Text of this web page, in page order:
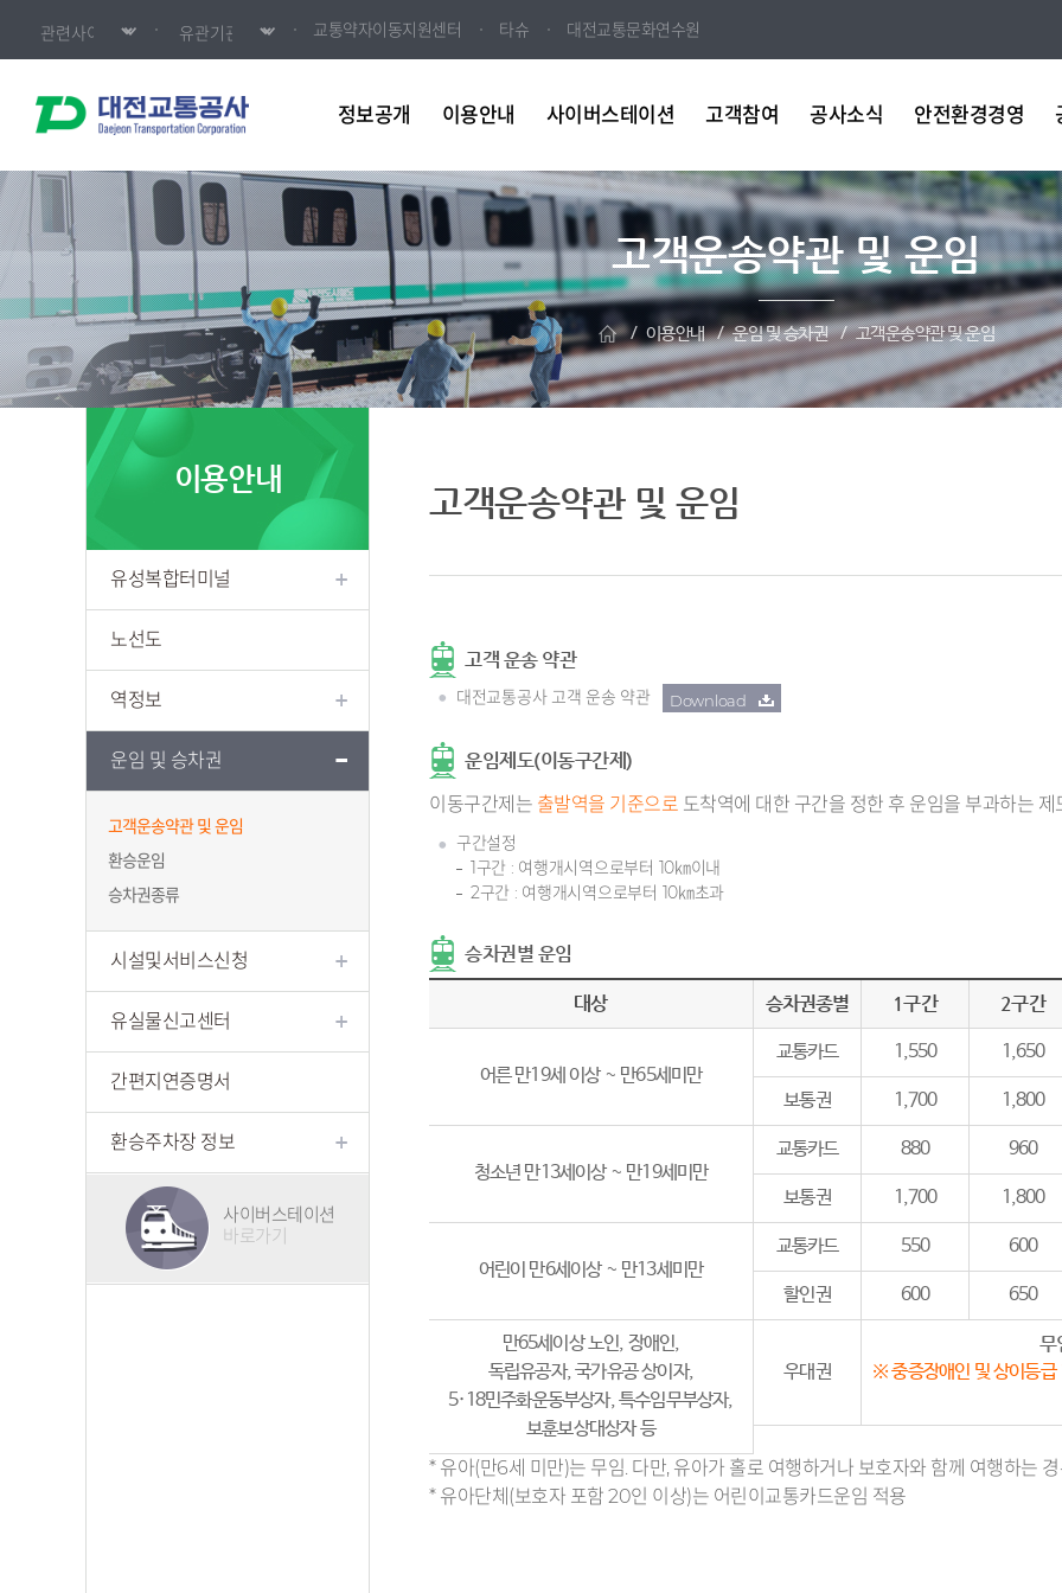
교통약자이동지원센터 타슈 대전교통문화연수원
정보공개 이용안내 사이버스테이션 고객참여 공사소식 안전환경경영
고객운송약관 및 운임
이용안내 운임 및 승차권 고객운송약관 및 운임
이용안내
유성복합터미널
노선도
역정보
운임 및 승차권
고객운송약관 및 운임
환승운임
승차권종류
시설및서비스신청
유실물신고센터
간편지연증명서
환승주차장 정보
사이버스테이션
바로가기
고객운송약관 및 운임
고객 운송 약관
대전교통공사 고객 운송 약관 Download
운임제도(이동구간제)
이동구간제는 출발역을 기준으로 도착역에 대한 구간을 정한 후 운임을 부과하는 제
구간설정
1구간 : 여행개시역으로부터 10㎞이내
2구간 : 여행개시역으로부터 10㎞초과
승차권별 운임
대상 승차권종별 1구간 2구간
어른 만19세 이상 ~ 만65세미만
교통카드 1,550 1,650
보통권 1,700 1,800
청소년 만13세이상 ~ 만19세미만
교통카드 880 960
보통권 1,700 1,800
어린이 만6세이상 ~ 만13세미만
교통카드 550 600
할인권 600 650
만65세이상 노인, 장애인,
독립유공자, 국가유공 상이자,
5·18민주화운동부상자, 특수임무부상자,
보훈보상대상자 등
우대권
무
※ 중증장애인 및 상이등급
* 유아(만6세 미만)는 무임. 다만, 유아가 홀로 여행하거나 보호자와 함께 여행하는
* 유아단체(보호자 포함 20인 이상)는 어린이교통카드운임 적용